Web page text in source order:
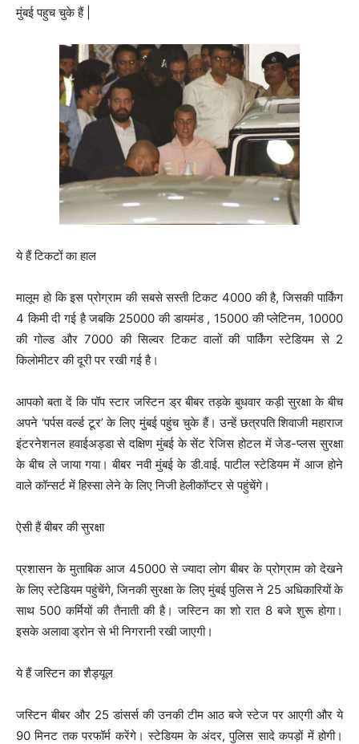
मुंबई पहुच चुके हैं |
ये हैं टिकटों का हाल
मालूम हो कि इस प्रोग्राम की सबसे सस्ती टिकट 4000 की है, जिसकी पार्किंग
4 किमी दी गई है जबकि 25000 की डायमंड , 15000 की प्लेटिनम, 10000
की गोल्ड और 7000 की सिल्वर टिकट वालों की पार्किंग स्टेडियम से 2
किलोमीटर की दूरी पर रखी गई है।
आपको बता दें कि पॉप स्टार जस्टिन ड्र बीबर तड़के बुधवार कड़ी सुरक्षा के बीच
अपने ‘पर्पस वर्ल्ड टूर’ के लिए मुंबई पहुंच चुके हैं। उन्हें छत्रपति शिवाजी महाराज
इंटरनेशनल हवाईअड्डा से दक्षिण मुंबई के सेंट रेजिस होटल में जेड-प्लस सुरक्षा
के बीच ले जाया गया। बीबर नवी मुंबई के डी.वाई. पाटील स्टेडियम में आज होने
वाले कॉन्सर्ट में हिस्सा लेने के लिए निजी हेलीकॉप्टर से पहुंचेंगे।
ऐसी हैं बीबर की सुरक्षा
प्रशासन के मुताबिक आज 45000 से ज्यादा लोग बीबर के प्रोग्राम को देखने
के लिए स्टेडियम पहुंचेंगे, जिनकी सुरक्षा के लिए मुंबई पुलिस ने 25 अधिकारियों के
साथ 500 कर्मियों की तैनाती की है। जस्टिन का शो रात 8 बजे शुरू होगा।
इसके अलावा ड्रोन से भी निगरानी रखी जाएगी।
ये हैं जस्टिन का शैड्यूल
जस्टिन बीबर और 25 डांसर्स की उनकी टीम आठ बजे स्टेज पर आएगी और ये
90 मिनट तक परफॉर्म करेंगे। स्टेडियम के अंदर, पुलिस सादे कपड़ों में होगी।